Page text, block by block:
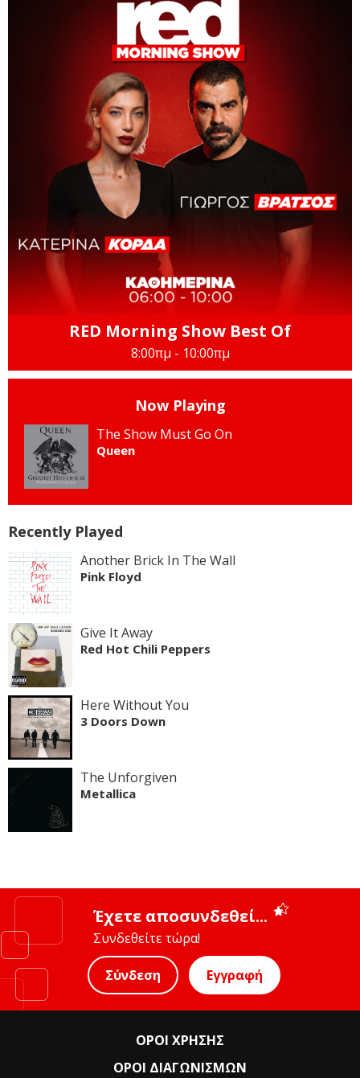
RED Morning Show Best Of
8:00πμ - 10:00πμ
Now Playing
The Show Must Go On
Queen
Recently Played
Another Brick In The Wall
Pink Floyd
Give It Away
Red Hot Chili Peppers
Here Without You
3 Doors Down
The Unforgiven
Metallica
Έχετε αποσυνδεθεί...
Συνδεθείτε τώρα!
Σύνδεση Εγγραφή
ΟΡΟΙ ΧΡΗΣΗΣ
ΟΡΟΙ ΔΙΑΓΩΝΙΣΜΩΝ